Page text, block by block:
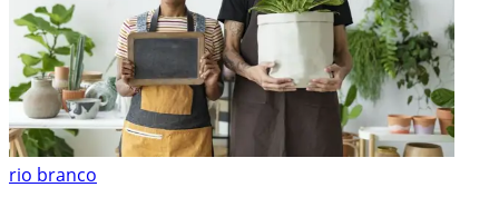
rio branco